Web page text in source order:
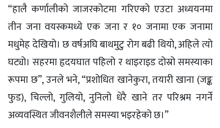
“हालै कर्णालीको जाजरकोटमा गरिएको एउटा अध्ययनमा
तीन जना वयस्कमध्ये एक जना र १० जनामा एक जनामा
मधुमेह देखियो। छ वर्षअघि बाथमुटु रोग बढी थियो, अहिले त्यो
घट्यो। सहरमा हृदयघात पहिलो र थाइराइड दोस्रो समस्याका
रूपमा छ”, उनले भने, “प्रशोधित खानेकुरा, तयारी खाना (जङ्क
फुड), चिल्लो, गुलियो, नुनिलो धेरै खाने तर परिश्रम नगर्ने
अव्यवस्थित जीवनशैलीले समस्या भइरहेको छ।”